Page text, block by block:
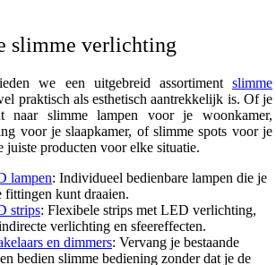
slimme verlichting
we een uitgebreid assortiment slimme
praktisch als esthetisch aantrekkelijk is. Of je
naar slimme lampen voor je woonkamer,
voor je slaapkamer, of slimme spots voor je
juiste producten voor elke situatie.
lampen: Individueel bedienbare lampen die je
fittingen kunt draaien.
strips: Flexibele strips met LED verlichting,
verlichting en sfeereffecten.
en dimmers: Vervang je bestaande
bedien slimme bediening zonder dat je de